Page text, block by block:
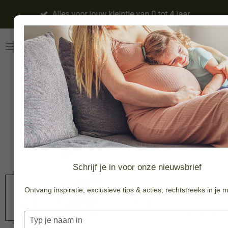
Schrijf je in voor onze nieuwsbrief
Ontvang inspiratie, exclusieve tips & acties, rechtstreeks in je
Typ
direct
de
hoofdinhoud
Alles voor jouw kleintje van 0 tot 4 jaar
Glopals Light
up cubes-4pc
Sammy
-20%
€ 12,76 € 15,95
winkelwagen